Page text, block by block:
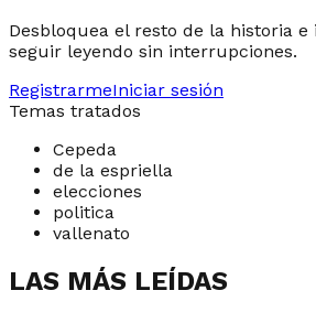
Desbloquea el resto de la historia e
seguir leyendo sin interrupciones.
RegistrarmeIniciar sesión
Temas tratados
Cepeda
de la espriella
elecciones
politica
vallenato
LAS MÁS LEÍDAS